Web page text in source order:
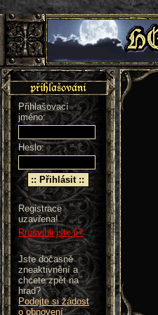
Přihlašovací
jméno:
Heslo:
Registrace
uzavřena!
Prošvihli jste ji?
Jste dočasně
zneaktivnění a
chcete zpět na
hrad?
Podejte si žádost
o obnovení